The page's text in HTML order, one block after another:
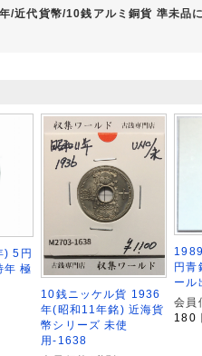
/近代貨幣/10銭アルミ銅貨 準未品
) 5円
年 極
10銭ニッケル貨 1936
年(昭和11年銘) 近海貨
幣シリーズ 未使
用-1638
円青
ール
会員
180